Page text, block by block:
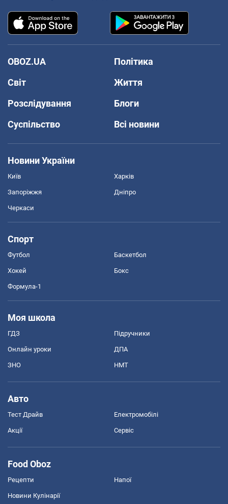
OBOZ.UA
Політика
Світ
Життя
Розслідування
Блоги
Суспільство
Всі новини
Новини України
Київ Харків
Запоріжжя Дніпро
Черкаси
Спорт
Футбол Баскетбол
Хокей Бокс
Формула-1
Моя школа
ГДЗ Підручники
Онлайн уроки ДПА
ЗНО НМТ
Авто
Тест Драйв Електромобілі
Акції Сервіс
Food Oboz
Рецепти Напої
Новини Кулінарії